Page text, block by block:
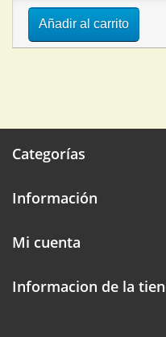
Añadir al carrito
Categorías
Información
Mi cuenta
Informacion de la